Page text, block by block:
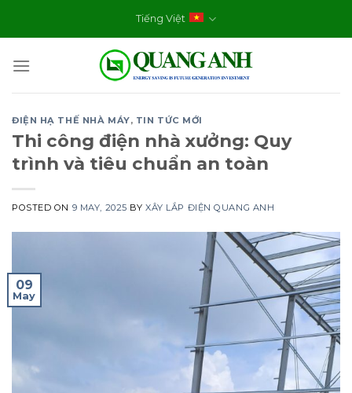
Tiếng Việt
ĐIỆN HẠ THẾ NHÀ MÁY, TIN TỨC MỚI
Thi công điện nhà xưởng: Quy
trình và tiêu chuẩn an toàn
POSTED ON 9 MAY, 2025 BYXÂY LẮP ĐIỆN QUANG ANH
09
May